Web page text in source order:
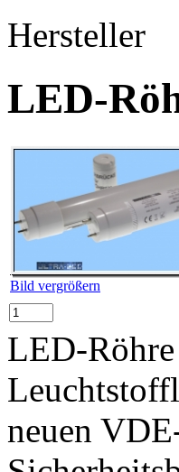
Hersteller
LED-
Bild vergrößern
LED-
neuen